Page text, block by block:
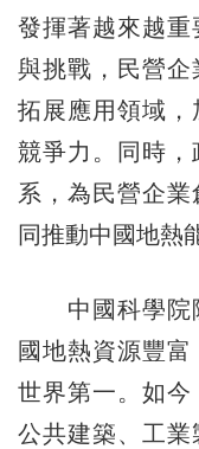
發揮著越來越重
與挑戰，民營企
拓展應用領域
競爭力。同時，
系，為民營企
同推動中國地熱
中國科學院
國地熱資源豐
世界第一。如今
公共建築、工